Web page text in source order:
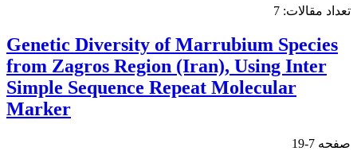
تعداد مقالات: 7
Genetic Diversity of Marrubium Species
from Zagros Region (Iran), Using Inter
Simple Sequence Repeat Molecular
Marker
صفحه 7-19